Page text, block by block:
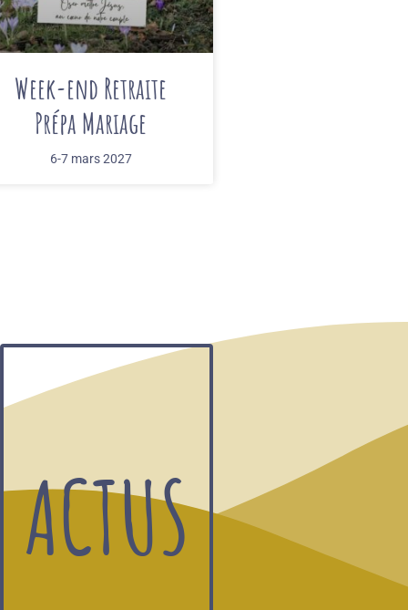
Week-end Retraite
Prépa Mariage
6-7 mars 2027
ACTUS